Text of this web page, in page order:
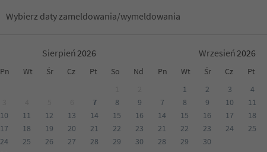
Wybierz daty zameldowania/wymeldowania
Sierpień Wrzesień
Pn Wt Śr Cz Pt So Nd Pn Wt Śr Cz Pt
7 8
9
10
11 12 13 14 15
16
17
18 19 20 21 22
23
24
25 26 27 28 29
30
1 2 3 4
7
8 9 10 11
14
15 16 17 18
21
22 23 24 25
28
29 30
Kategoria Opcje wyżywienia Ekologiczne zakwaterowanie